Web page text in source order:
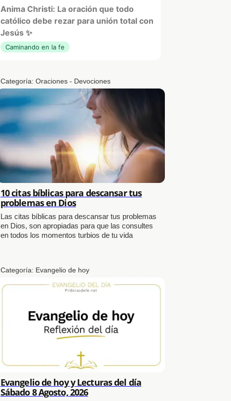
Anima Christi: La oración que todo
católico debe rezar para unión total con
Jesús ✨
Caminando en la fe
Categoría: Oraciones - Devociones
10 citas bíblicas para descansar tus
problemas en Dios
Las citas bíblicas para descansar tus problemas
en Dios, son apropiadas para que las consultes
en todos los momentos turbios de tu vida
Categoría: Evangelio de hoy
Evangelio de hoy y Lecturas del día
Sábado 8 Agosto, 2026